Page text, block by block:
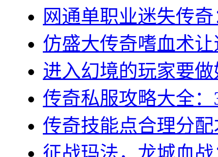
网通单职业迷失传
仿盛大传奇嗜血术
进入幻境的玩家要
传奇私服攻略大全
传奇技能点合理分